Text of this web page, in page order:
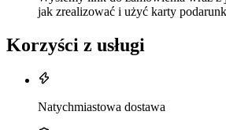
jak zrealizować i użyć karty
Korzyści z usługi
Natychmiastowa dostawa